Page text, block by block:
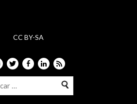
CC BY-SA
EmailTwitterFacebook
LinkedIn
Feed